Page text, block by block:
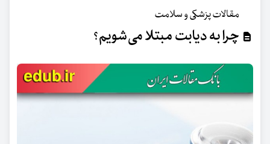
مقالات پزشکی و سلامت
چرا به دیابت مبتلا می‌شویم؟